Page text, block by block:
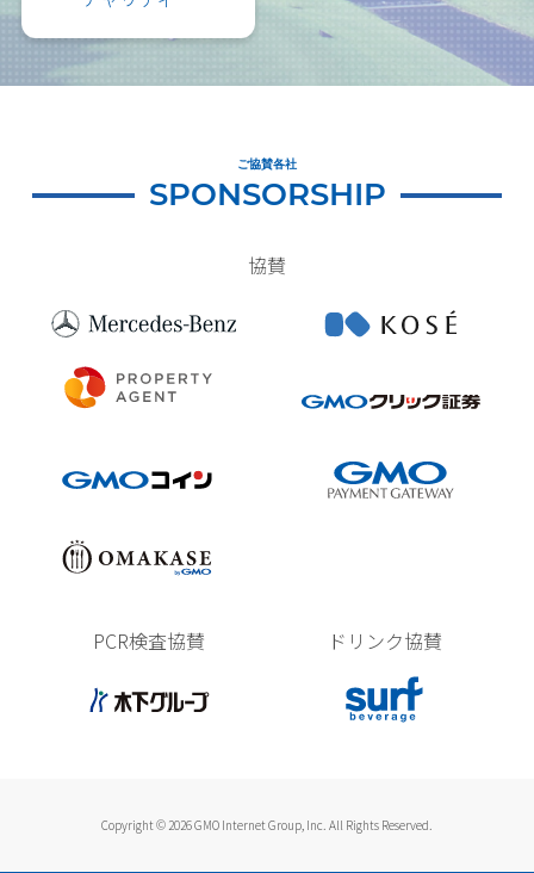
ご協賛各社
SPONSORSHIP
協賛
PCR検査協賛 ドリンク協賛
Copyright © 2026 GMO Internet Group, Inc. All Rights Reserved.